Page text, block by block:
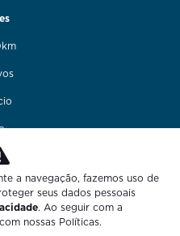
a navegação, fazemos uso de
seus dados pessoais
. Ao seguir com a
nossas Políticas.